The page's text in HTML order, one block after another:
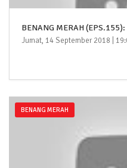
BENANG MERAH
Jumat, 14 September 2018 |
BENANG MERAH